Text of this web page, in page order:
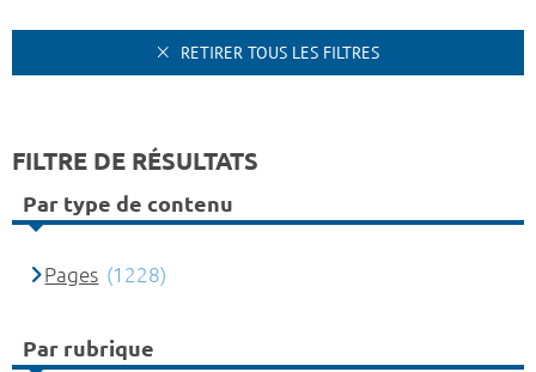
RETIRER TOUS LES FILTRES
FILTRE DE RÉSULTATS
Par type de contenu
Pages (1228)
Par rubrique